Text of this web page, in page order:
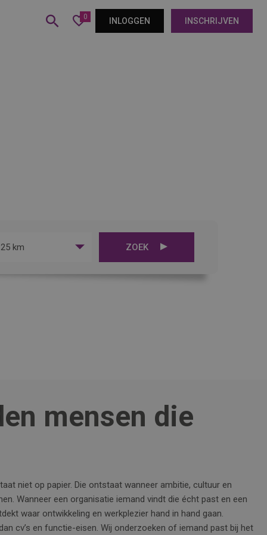
0 INLOGGEN INSCHRIJVEN
25 km ZOEK
mensen die
niet op papier. Die ontstaat wanneer ambitie, cultuur en
Wanneer een organisatie iemand vindt die écht past en een
waar ontwikkeling en werkplezier hand in hand gaan.
cv’s en functie-eisen. Wij onderzoeken of iemand past bij het